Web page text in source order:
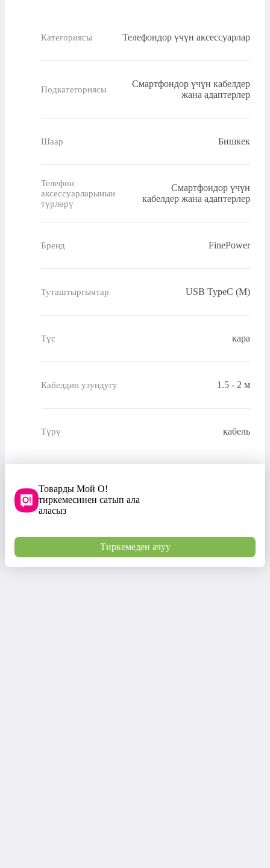
Категориясы Телефондор үчүн аксессуарлар
Подкатегориясы
Смартфондор үчүн кабелдер
жана адаптерлер
Шаар Бишкек
Телефон
аксессуарларынын
түрлөрү
Смартфондор үчүн
кабелдер жана адаптерлер
Бренд FinePower
Туташтыргычтар USB TypeC (M)
Түс кара
Кабелдин узундугу 1.5 - 2 м
Түрү кабель
Товарды Мой О!
тиркемесинен сатып ала
аласыз
Тиркемеден ачуу